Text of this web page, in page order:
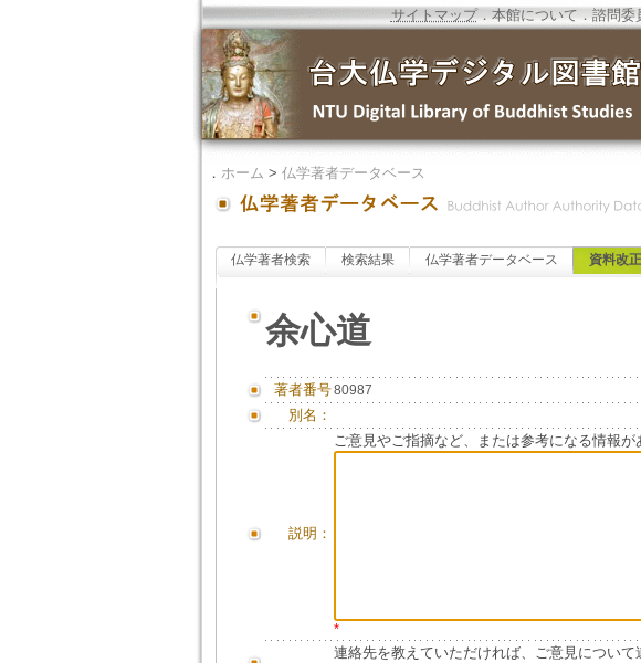
サイトマップ．本館について．諮問委
． ホーム > 仏学著者データベース
仏学著者検索 検索結果 仏学著者データベース 資料改正
余心道
著者番号80987
別名：
説明：
ご意見やご指摘など、または参考になる情報
*
連絡先を教えていただければ、ご意見につい